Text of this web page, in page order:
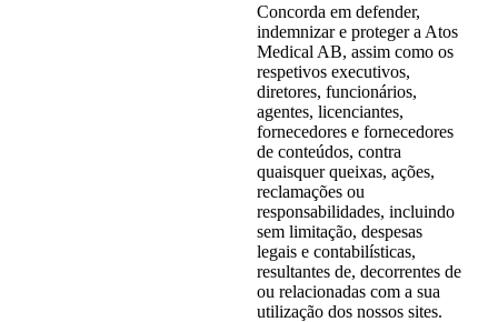
Concorda em defender,
indemnizar e proteger a Atos
Medical AB, assim como os
respetivos executivos,
diretores, funcionários,
agentes, licenciantes,
fornecedores e fornecedores
de conteúdos, contra
quaisquer queixas, ações,
reclamações ou
responsabilidades, incluindo
sem limitação, despesas
legais e contabilísticas,
resultantes de, decorrentes de
ou relacionadas com a sua
utilização dos nossos sites.